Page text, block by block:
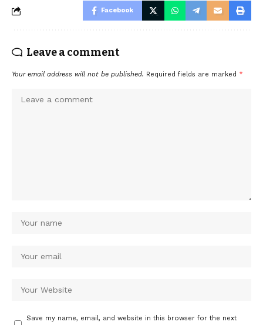
Facebook
Leave a comment
Your email address will not be published. Required fields are marked *
Save my name, email, and website in this browser for the next